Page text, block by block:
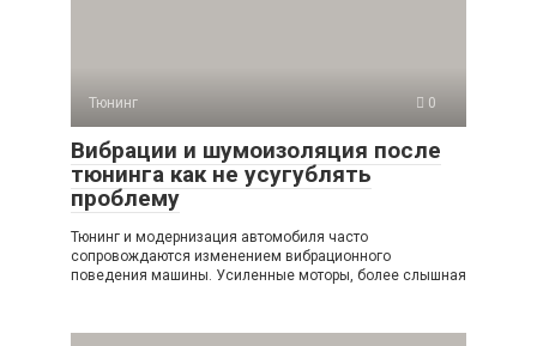
Тюнинг 0
Вибрации и шумоизоляция после
тюнинга как не усугублять
проблему
Тюнинг и модернизация автомобиля часто
сопровождаются изменением вибрационного
поведения машины. Усиленные моторы, более слышная